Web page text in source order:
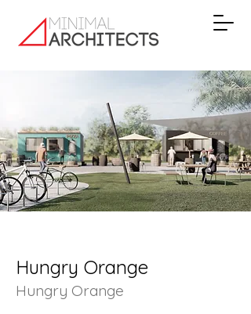
Hungry Orange
Hungry Orange